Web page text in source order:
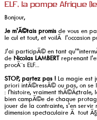
ELF, la pompe Afrique
Bonjour,
Je m'Ã©tais promis de vous en
le cul et tout, et voilÃ l'occasion
J'ai participÃ© en tant
de Nicolas LAMBERTreprenant
procÃ¨s ELF...
STOP, partez pas ! La magie est
priori intÃ©ressÃ© ou pas, on
: l'histoire, vraiment thÃ©Ã¢trale,
bien campÃ©e de chaque
jouer de la contrainte, s'en servir
dimension spectaculaire Ã tout